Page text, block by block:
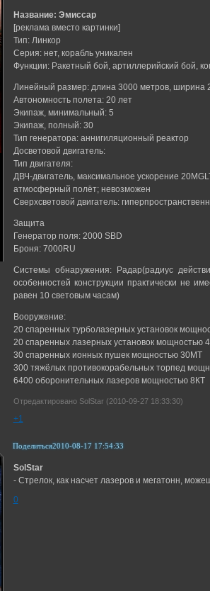
Название: Эмиссар
[реклама вместо картинки]
Тип: Линкор
Серия: нет, корабль уникален
Функции: Ракетный бой, артиллерийский бой,
Линейный размер: длина 3000 метров, ширина
Автономность полета: 20 лет
Экипаж, минимальный: 5
Экипаж, полный: 30
Тип генератора: аннигиляционный реактор
Досветовой двигатель:
Тип двигателя:
ДВЧ-двигатель, максимальное ускорение
атмосферный полёт; невозможен
Сверхсветовой двигатель:
Защита
Генератор поля: 2000 SBD
Броня: 7000RU
Системы обнаружения: Радар(радиус
особенностей конструкции практически не
равен 10 световым часам)
Вооружение:
20 спаренных турболазерных установок
20 спаренных лазерных установок мощностью
30 спаренных ионных пушек мощностью 30MT
300 тяжёлых противокорабельных торпед
6400 оборонительных лазеров мощностью 8КТ
Отредактировано SolStar (2010-09-27 18:33:30)
+1
Поделиться2010-08-17 17:54:33
SolStar
- Стрелок, как насчет лазеров и мегатонн,
0